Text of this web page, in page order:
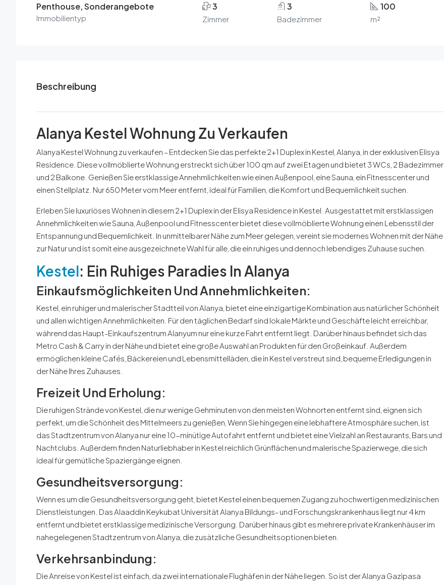
Penthouse, Sonderangebote
Immobilientyp
3
Zimmer
3
Badezimmer
100
m²
Beschreibung
Alanya Kestel Wohnung Zu Verkaufen
Alanya Kestel Wohnung zu verkaufen – Entdecken Sie das perfekte 2+1 Duplex in Kestel, Alanya, in der exklusiven Elisya
Residence. Diese vollmöblierte Wohnung erstreckt sich über 100 qm auf zwei Etagen und bietet 3 WCs, 2 Badezimmer
und 2 Balkone. Genießen Sie erstklassige Annehmlichkeiten wie einen Außenpool, eine Sauna, ein Fitnesscenter und
einen Stellplatz. Nur 650 Meter vom Meer entfernt, ideal für Familien, die Komfort und Bequemlichkeit suchen.
Erleben Sie luxuriöses Wohnen in diesem 2+1 Duplex in der Elisya Residence in Kestel. Ausgestattet mit erstklassigen
Annehmlichkeiten wie Sauna, Außenpool und Fitnesscenter bietet diese vollmöblierte Wohnung einen Lebensstil der
Entspannung und Bequemlichkeit. In unmittelbarer Nähe zum Meer gelegen, vereint sie modernes Wohnen mit der Nähe
zur Natur und ist somit eine ausgezeichnete Wahl für alle, die ein ruhiges und dennoch lebendiges Zuhause suchen.
Kestel: Ein Ruhiges Paradies In Alanya
Einkaufsmöglichkeiten Und Annehmlichkeiten:
Kestel, ein ruhiger und malerischer Stadtteil von Alanya, bietet eine einzigartige Kombination aus natürlicher Schönheit
und allen wichtigen Annehmlichkeiten. Für den täglichen Bedarf sind lokale Märkte und Geschäfte leicht erreichbar,
während das Haupt-Einkaufszentrum Alanyum nur eine kurze Fahrt entfernt liegt. Darüber hinaus befindet sich das
Metro Cash & Carry in der Nähe und bietet eine große Auswahl an Produkten für den Großeinkauf. Außerdem
ermöglichen kleine Cafés, Bäckereien und Lebensmittelläden, die in Kestel verstreut sind, bequeme Erledigungen in
der Nähe Ihres Zuhauses.
Freizeit Und Erholung:
Die ruhigen Strände von Kestel, die nur wenige Gehminuten von den meisten Wohnorten entfernt sind, eignen sich
perfekt, um die Schönheit des Mittelmeers zu genießen, Wenn Sie hingegen eine lebhaftere Atmosphäre suchen, ist
das Stadtzentrum von Alanya nur eine 10-minütige Autofahrt entfernt und bietet eine Vielzahl an Restaurants, Bars und
Nachtclubs. Außerdem finden Naturliebhaber in Kestel reichlich Grünflächen und malerische Spazierwege, die sich
ideal für gemütliche Spaziergänge eignen.
Gesundheitsversorgung:
Wenn es um die Gesundheitsversorgung geht, bietet Kestel einen bequemen Zugang zu hochwertigen medizinischen
Dienstleistungen. Das Alaaddin Keykubat Universität Alanya Bildungs- und Forschungskrankenhaus liegt nur 4 km
entfernt und bietet erstklassige medizinische Versorgung. Darüber hinaus gibt es mehrere private Krankenhäuser im
nahegelegenen Stadtzentrum von Alanya, die zusätzliche Gesundheitsoptionen bieten.
Verkehrsanbindung:
Die Anreise von Kestel ist einfach, da zwei internationale Flughäfen in der Nähe liegen. So ist der Alanya Gazipasa